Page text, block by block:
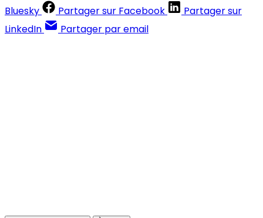
Bluesky
Partager sur Facebook
Partager sur
LinkedIn
Partager par email